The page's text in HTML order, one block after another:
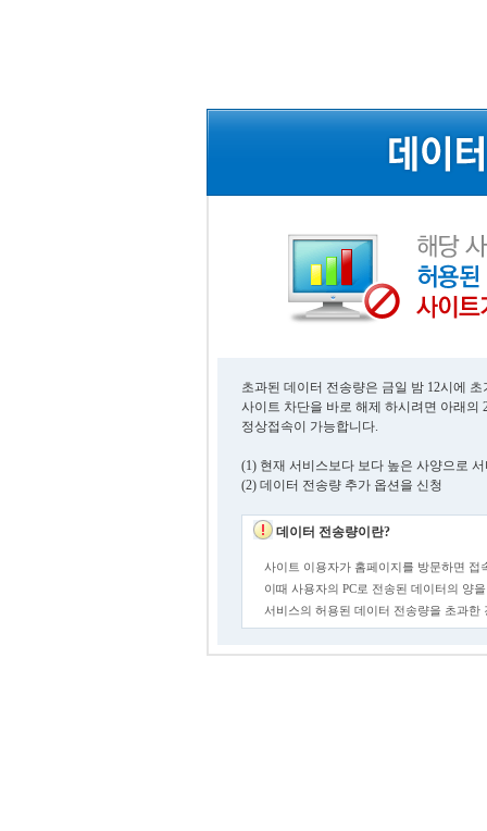
초과된 데이터 전송량은 금일 밤 12시에
사이트 차단을 바로 해제 하시려면 아래의
정상접속이 가능합니다.
(1) 현재 서비스보다 보다 높은 사양으로
(2) 데이터 전송량 추가 옵션을 신청
데이터 전송량이란?
사이트 이용자가 홈페이지를 방문하면 접
이때 사용자의 PC로 전송된 데이터의 양
서비스의 허용된 데이터 전송량을 초과